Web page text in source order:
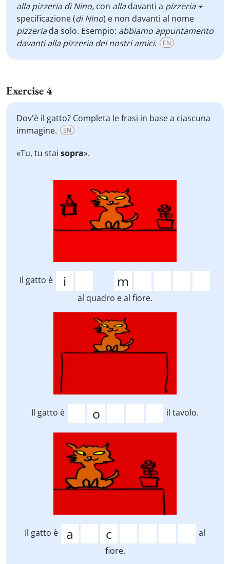
allapizzeria di Nino, con alladavanti a pizzeria +
specificazione (di Nino) e non davanti al nome
pizzeriada solo. Esempio: abbiamo appuntamento
davantialla pizzeria dei nostri amici. EN
Exercise 4
Dov'è il gatto? Completa le frasi in base a ciascuna
immagine.
EN
«Tu, tu stai sopra».
Il gatto è
al quadro e al fiore.
Il gatto è il tavolo.
Il gatto è
al
fiore.